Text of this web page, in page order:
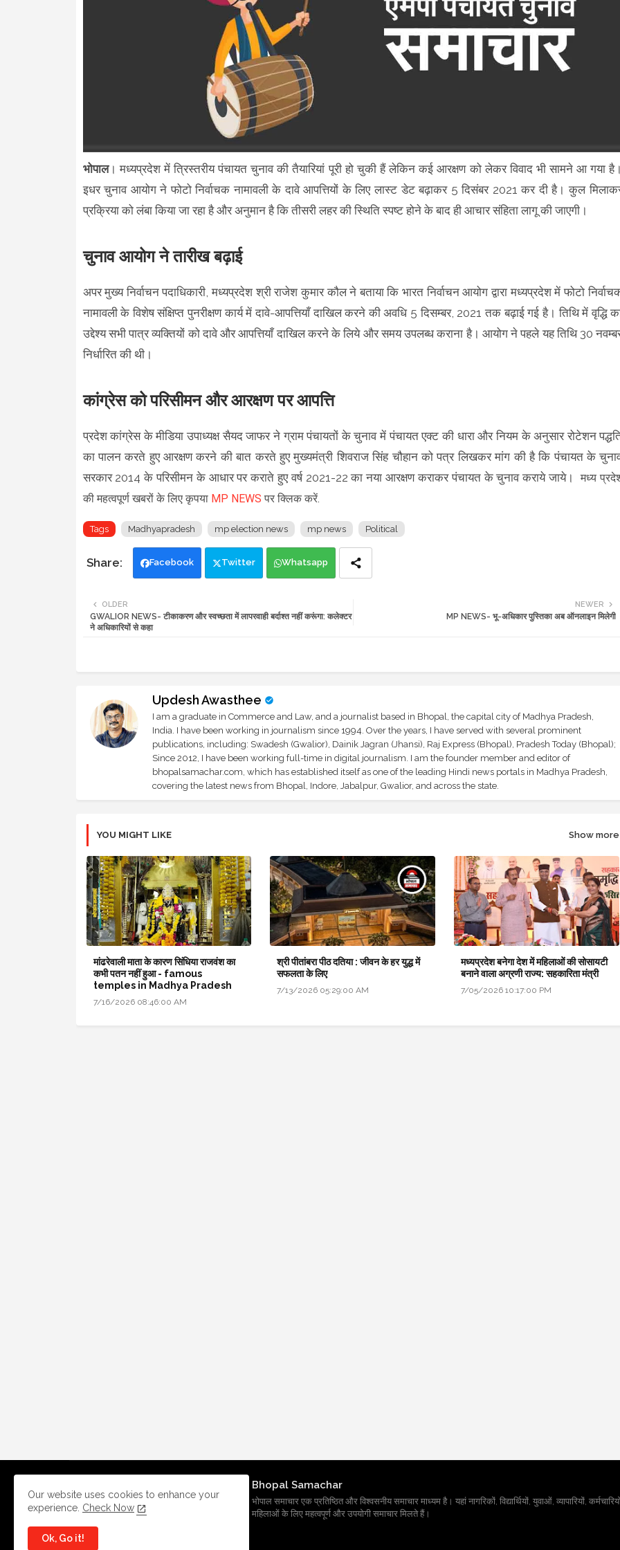
भोपाल। मध्यप्रदेश में त्रिस्तरीय पंचायत चुनाव की तैयारियां पूरी हो चुकी हैं लेकिन कई आरक्षण को लेकर विवाद भी सामने आ गया है।
इधर चुनाव आयोग ने फोटो निर्वाचक नामावली के दावे आपत्तियों के लिए लास्ट डेट बढ़ाकर 5 दिसंबर 2021 कर दी है। कुल
प्रक्रिया को लंबा किया जा रहा है और अनुमान है कि तीसरी लहर की स्थिति स्पष्ट होने के बाद ही आचार संहिता लागू की जाएगी।
चुनाव आयोग ने तारीख बढ़ाई
अपर मुख्य निर्वाचन पदाधिकारी, मध्यप्रदेश श्री राजेश कुमार कौल ने बताया कि भारत निर्वाचन आयोग द्वारा मध्यप्रदेश में फोटो
नामावली के विशेष संक्षिप्त पुनरीक्षण कार्य में दावे-आपत्तियाँ दाखिल करने की अवधि 5 दिसम्बर, 2021 तक बढ़ाई गई है। तिथि में वृद्धि
उद्देश्य सभी पात्र व्यक्तियों को दावे और आपत्तियाँ दाखिल करने के लिये और समय उपलब्ध कराना है। आयोग ने पहले यह तिथि 30
निर्धारित की थी।
कांग्रेस को परिसीमन और आरक्षण पर आपत्ति
प्रदेश कांग्रेस के मीडिया उपाध्यक्ष सैयद जाफर ने ग्राम पंचायतों के चुनाव में पंचायत एक्ट की धारा और नियम के अनुसार रोटेशन
का पालन करते हुए आरक्षण करने की बात करते हुए मुख्यमंत्री शिवराज सिंह चौहान को पत्र लिखकर मांग की है कि पंचायत के
सरकार 2014 के परिसीमन के आधार पर कराते हुए वर्ष 2021-22 का नया आरक्षण कराकर पंचायत के चुनाव कराये जाये।
मध्य
की महत्वपूर्ण खबरों के लिए कृपया MP NEWS पर क्लिक करें.
Tags Madhyapradesh mp election news mp news Political
Facebook Twitter Whatsapp
NEWER
MP NEWS- भू-अधिकार पुस्तिका अब ऑनलाइन मिलेगी
OLDER
GWALIOR NEWS- टीकाकरण और स्वच्छता में लापरवाही बर्दाश्त नहीं करूंगा: कलेक्टर
ने अधिकारियों से कहा
Updesh Awasthee
I am a graduate in Commerce and Law, and a journalist based in Bhopal, the capital city of Madhya Pradesh,
India. I have been working in journalism since 1994. Over the years, I have served with several prominent
publications, including: Swadesh (Gwalior), Dainik Jagran (Jhansi), Raj Express (Bhopal), Pradesh Today (Bhopal);
Since 2012, I have been working full-time in digital journalism. I am the founder member and editor of
bhopalsamachar.com, which has established itself as one of the leading Hindi news portals in Madhya Pradesh,
covering the latest news from Bhopal, Indore, Jabalpur, Gwalior, and across the state.
YOU MIGHT LIKE Show more
मांढरेवाली माता के कारण सिंधिया राजवंश का
कभी पतन नहीं हुआ - famous
temples in Madhya Pradesh
7/16/2026 08:46:00 AM
श्री पीतांबरा पीठ दतिया : जीवन के हर युद्ध में
सफलता के लिए
7/13/2026 05:29:00 AM
मध्यप्रदेश बनेगा देश में महिलाओं की सोसायटी
बनाने वाला अग्रणी राज्य: सहकारिता मंत्री
7/05/2026 10:17:00 PM
Bhopal Samachar
भोपाल समाचार एक प्रतिष्ठित और विश्वसनीय समाचार माध्यम है। यहां नागरिकों, विद्यार्थियों, युवाओं, व्यापारियों,
महिलाओं के लिए महत्वपूर्ण और उपयोगी समाचार मिलते हैं।
Our website uses cookies to enhance your
experience. Check Now
Ok, Go it!